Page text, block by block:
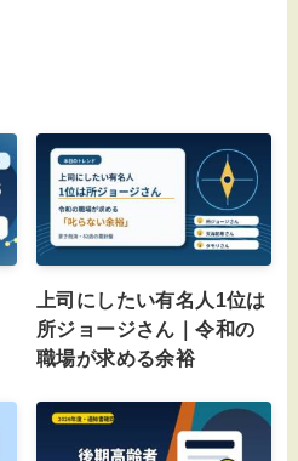
上司にしたい有名人1位は
所ジョージさん｜令和の
職場が求める余裕